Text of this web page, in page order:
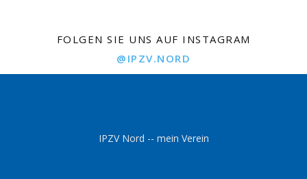
FOLGEN SIE UNS AUF INSTAGRAM
@IPZV.NORD
IPZV Nord -- mein Verein